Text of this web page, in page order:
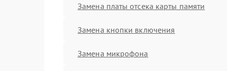
Замена платы отсека карты памяти
Замена кнопки включения
Замена микрофона